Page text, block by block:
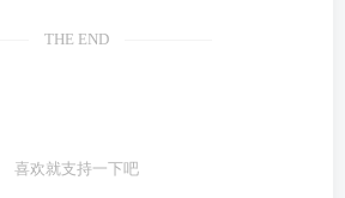
THE END
喜欢就支持一下吧